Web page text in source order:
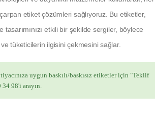
etiket çözümleri sağlıyoruz. Bu etiketler,
etkili bir şekilde sergiler, böylece
tüketicilerin ilgisini çekmesini sağlar.
uygun baskılı/baskısız etiketler için "Teklif
98'i arayın.